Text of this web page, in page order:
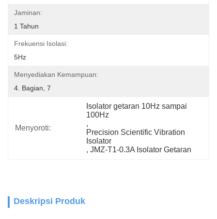
Jaminan:
1 Tahun
Frekuensi Isolasi:
5Hz
Menyediakan Kemampuan:
4. Bagian, 7
Menyoroti:
Isolator getaran 10Hz sampai
100Hz
,
Precision Scientific Vibration
Isolator
, JMZ-T1-0.3A Isolator Getaran
Deskripsi Produk